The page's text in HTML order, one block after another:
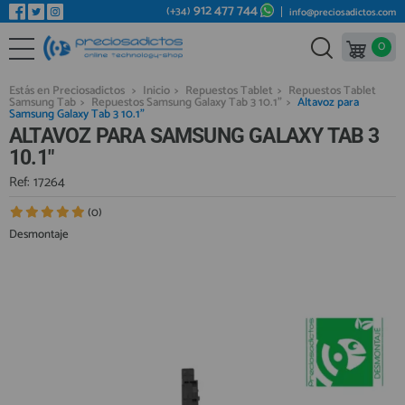
REPUESTOS MÓVILES
REPUESTOS TABLET
REPUESTOS RELOJES INTELIGENTES
REPUESTOS VIDEOCONSOLAS
REPUESTOS MACBOOK
REPUESTOS OTROS DISPOSITIVOS
REPUESTOS PORTÁTILES
MÓVILES REACONDICIONADOS
Bienvenid@ otra vez
YA SOY CLIENTE
Recordarme
(+34) 912 477 744 info@preciosadictos.com
0
Estás en Preciosadictos > Inicio > Repuestos Tablet > Repuestos Tablet
Samsung Tab > Repuestos Samsung Galaxy Tab 3 10.1" > Altavoz para
Samsung Galaxy Tab 3 10.1"
ALTAVOZ PARA SAMSUNG GALAXY TAB 3
10.1"
Ref: 17264
(0)
Desmontaje